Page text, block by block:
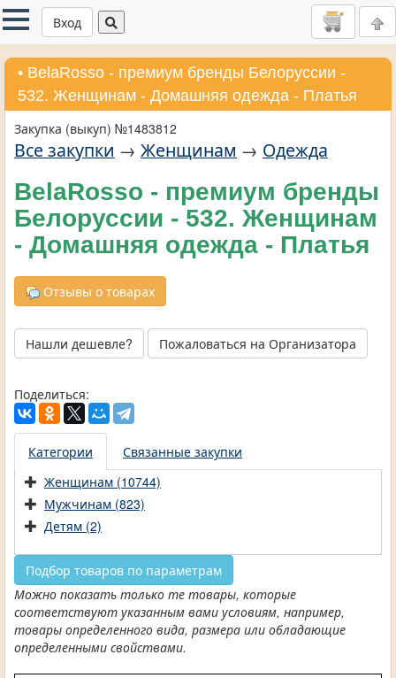
Вход
• BelaRosso - премиум бренды Белоруссии -
532. Женщинам - Домашняя одежда - Платья
Закупка (выкуп) №1483812
Все закупки → Женщинам → Одежда
BelaRosso - премиум бренды
Белоруссии - 532. Женщинам
- Домашняя одежда - Платья
Отзывы о товарах
Нашли дешевле? Пожаловаться на Организатора
Поделиться:
Категории
Связанные закупки
Женщинам (10744)
Мужчинам (823)
Детям (2)
Подбор товаров по параметрам
Можно показать только те товары, которые
соответствуют указанным вами условиям, например,
товары определенного вида, размера или обладающие
определенными свойствами.